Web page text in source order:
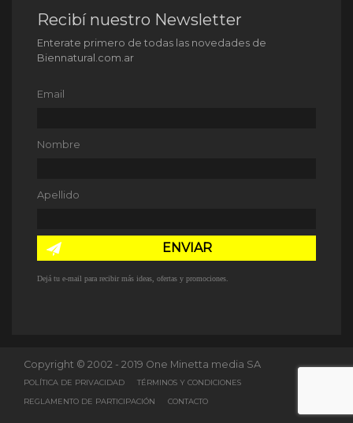
Recibí nuestro Newsletter
Enterate primero de todas las novedades de
Biennatural.com.ar
Email
Nombre
Apellido
ENVIAR
Dejá tu e-mail para recibir más ideas, ofertas y promociones.
Copyright © 2002 - 2019 One Minetta media SA
POLÍTICA DE PRIVACIDAD TÉRMINOS Y CONDICIONES
REGLAMENTO DE PARTICIPACIÓN CONTACTO